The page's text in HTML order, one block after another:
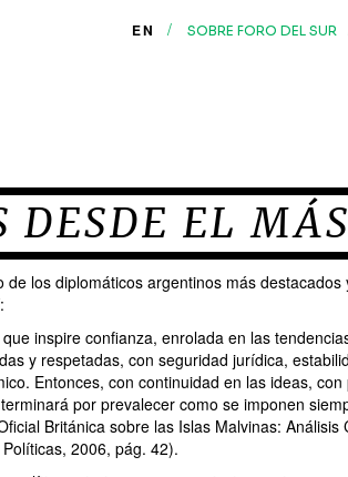
EN / SOBRE FORO DEL SUR
DESDE EL
los diplomáticos argentinos más destacados
inspire confianza, enrolada en las
y respetadas, con seguridad jurídica,
Entonces, con continuidad en las ideas,
por prevalecer como se imponen
Británica sobre las Islas Malvinas: Análisis
2006, pág. 42).